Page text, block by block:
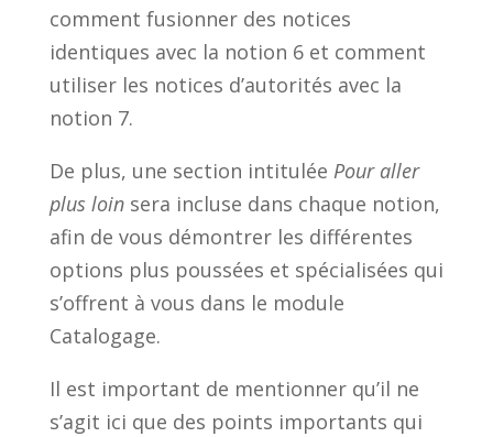
comment fusionner des notices
identiques avec la notion 6 et comment
utiliser les notices d’autorités avec la
notion 7.
De plus, une section intitulée Pour aller
plus loinsera incluse dans chaque notion,
afin de vous démontrer les différentes
options plus poussées et spécialisées qui
s’offrent à vous dans le module
Catalogage.
Il est important de mentionner qu’il ne
s’agit ici que des points importants qui